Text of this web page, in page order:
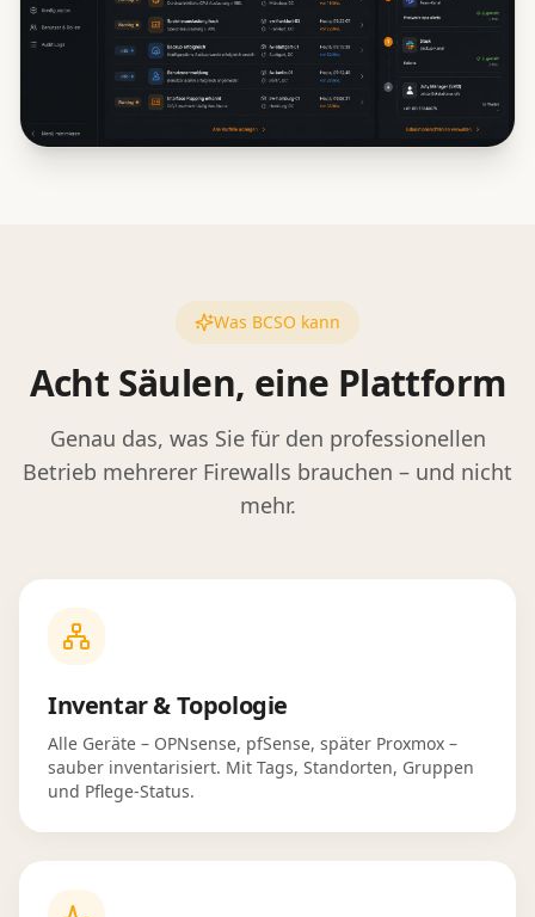
Was BCSO kann
Acht Säulen, eine Plattform
Genau das, was Sie für den professionellen
Betrieb mehrerer Firewalls brauchen – und nicht
mehr.
Inventar & Topologie
Alle Geräte – OPNsense, pfSense, später Proxmox –
sauber inventarisiert. Mit Tags, Standorten, Gruppen
und Pflege-Status.